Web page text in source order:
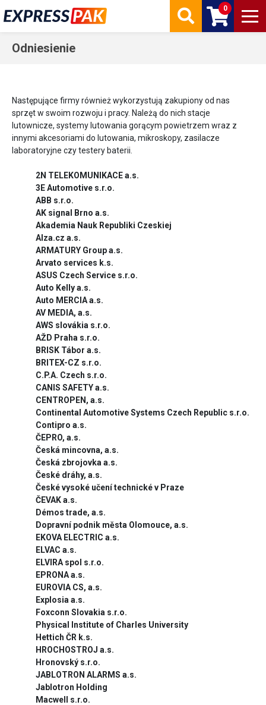
0
Odniesienie
Następujące firmy również wykorzystują zakupiony od nas
sprzęt w swoim rozwoju i pracy. Należą do nich stacje
lutownicze, systemy lutowania gorącym powietrzem wraz z
innymi akcesoriami do lutowania, mikroskopy, zasilacze
laboratoryjne czy testery baterii.
2N TELEKOMUNIKACE a.s.
3E Automotive s.r.o.
ABB s.r.o.
AK signal Brno a.s.
Akademia Nauk Republiki Czeskiej
Alza.cz a.s.
ARMATURY Group a.s.
Arvato services k.s.
ASUS Czech Service s.r.o.
Auto Kelly a.s.
Auto MERCIA a.s.
AV MEDIA, a.s.
AWS slovákia s.r.o.
AŽD Praha s.r.o.
BRISK Tábor a.s.
BRITEX-CZ s.r.o.
C.P.A. Czech s.r.o.
CANIS SAFETY a.s.
CENTROPEN, a.s.
Continental Automotive Systems Czech Republic s.r.o.
Contipro a.s.
ČEPRO, a.s.
Česká mincovna, a.s.
Česká zbrojovka a.s.
České dráhy, a.s.
České vysoké učení technické v Praze
ČEVAK a.s.
Démos trade, a.s.
Dopravní podnik města Olomouce, a.s.
EKOVA ELECTRIC a.s.
ELVAC a.s.
ELVIRA spol s.r.o.
EPRONA a.s.
EUROVIA CS, a.s.
Explosia a.s.
Foxconn Slovakia s.r.o.
Physical Institute of Charles University
Hettich ČR k.s.
HROCHOSTROJ a.s.
Hronovský s.r.o.
JABLOTRON ALARMS a.s.
Jablotron Holding
Macwell s.r.o.